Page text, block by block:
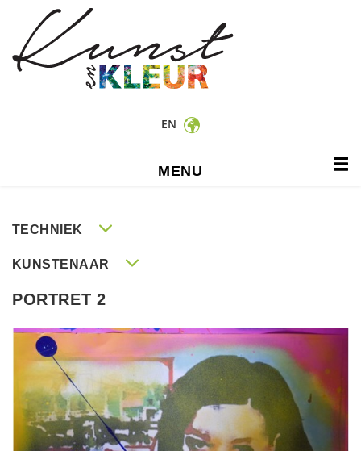
EN
MENU
TECHNIEK
KUNSTENAAR
PORTRET 2